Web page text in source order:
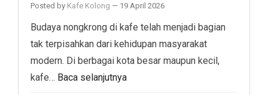
Posted by Kafe Kolong — 19 April 2026
Budaya nongkrong di kafe telah menjadi bagian
tak terpisahkan dari kehidupan masyarakat
modern. Di berbagai kota besar maupun kecil,
kafe… Baca selanjutnya